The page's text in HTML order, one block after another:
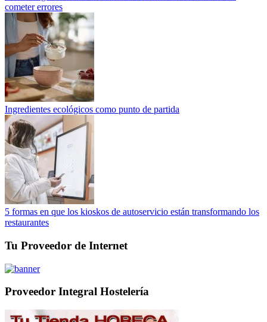
cometer errores
Ingredientes ecológicos como punto de partida
5 formas en que los kioskos de autoservicio están transformando los
restaurantes
Tu Proveedor de Internet
Proveedor Integral Hostelería